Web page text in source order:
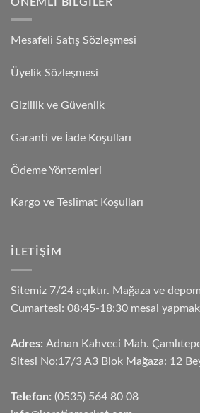
Mesafeli Satış Sözleşmesi
Üyelik Sözleşmesi
Gizlilik ve Güvenlik
Garanti ve İade Koşulları
Ödeme Yöntemleri
Kargo ve Teslimat Koşulları
İLETIŞIM
Sitemiz 7/24 açıktır. Mağaza ve
Cumartesi: 08:45-18:30 mesai
Adres: Adnan Kahveci Mah.
Sitesi No:17/3 A3 Blok Mağaza: 12
Telefon: (0535) 564 80 08